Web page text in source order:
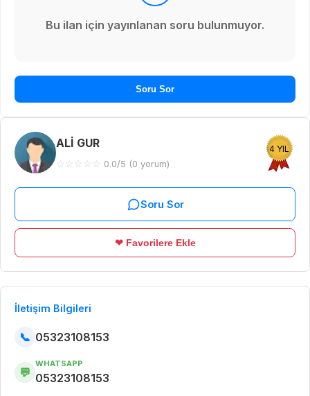
Bu ilan için yayınlanan soru bulunmuyor.
Soru Sor
ALİ GUR
☆ ☆ ☆ ☆ ☆ 0.0/5 (0 yorum)
4 YIL
Soru Sor
❤ Favorilere Ekle
İletişim Bilgileri
📞 05323108153
💬
WHATSAPP
05323108153